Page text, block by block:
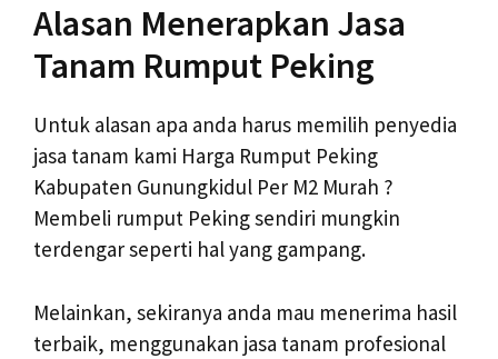
Alasan Menerapkan Jasa
Tanam Rumput Peking
Untuk alasan apa anda harus memilih penyedia
jasa tanam kami Harga Rumput Peking
Kabupaten Gunungkidul Per M2 Murah ?
Membeli rumput Peking sendiri mungkin
terdengar seperti hal yang gampang.
Melainkan, sekiranya anda mau menerima hasil
terbaik, menggunakan jasa tanam profesional